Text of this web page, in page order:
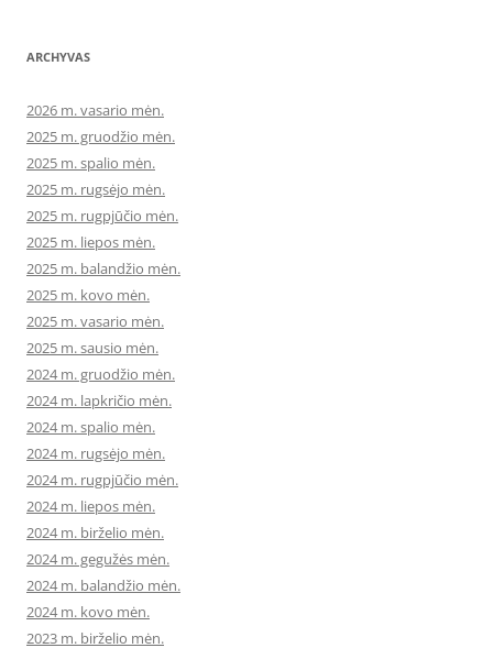
ARCHYVAS
2026 m. vasario mėn.
2025 m. gruodžio mėn.
2025 m. spalio mėn.
2025 m. rugsėjo mėn.
2025 m. rugpjūčio mėn.
2025 m. liepos mėn.
2025 m. balandžio mėn.
2025 m. kovo mėn.
2025 m. vasario mėn.
2025 m. sausio mėn.
2024 m. gruodžio mėn.
2024 m. lapkričio mėn.
2024 m. spalio mėn.
2024 m. rugsėjo mėn.
2024 m. rugpjūčio mėn.
2024 m. liepos mėn.
2024 m. birželio mėn.
2024 m. gegužės mėn.
2024 m. balandžio mėn.
2024 m. kovo mėn.
2023 m. birželio mėn.